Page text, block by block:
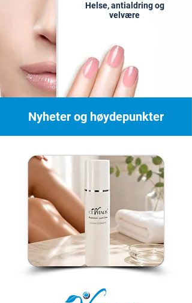
Helse, antialdring og
velvære
Nyheter og høydepunkter